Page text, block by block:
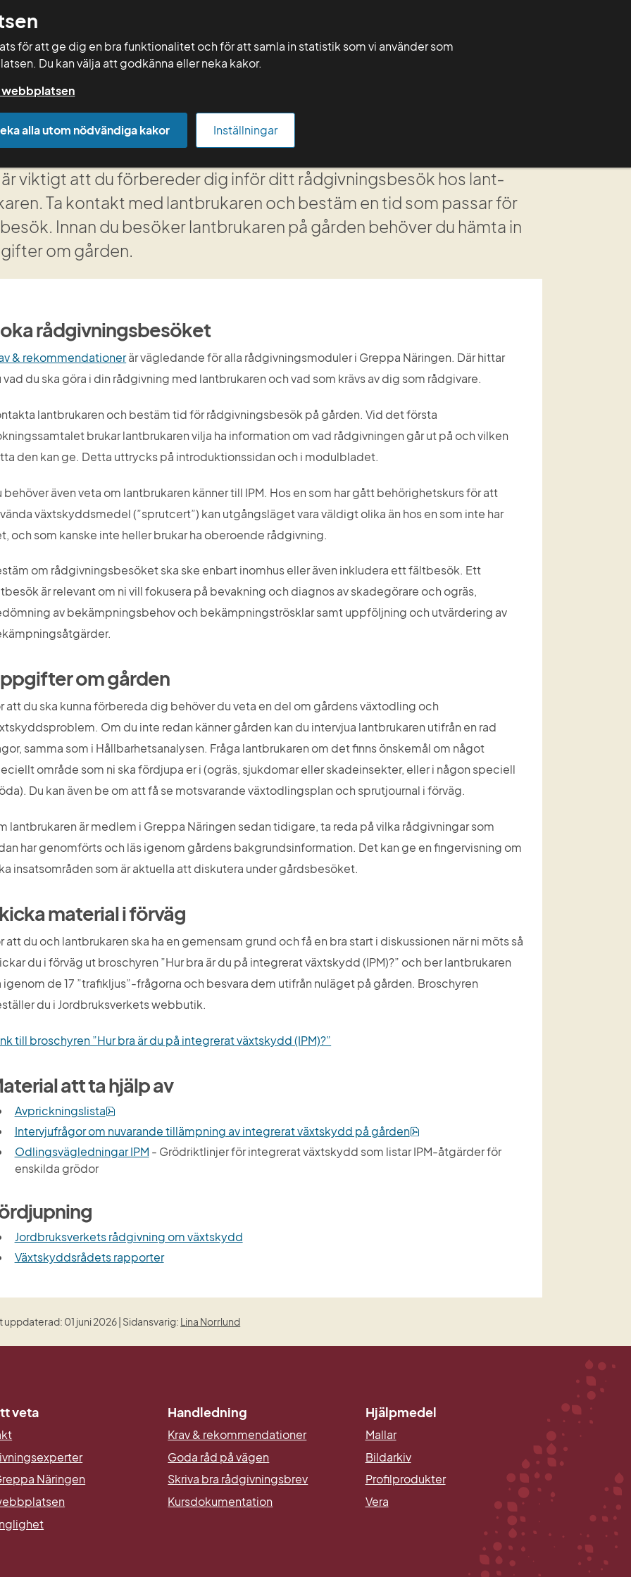
för att ge dig en bra funktionalitet och för att samla in statistik som vi använder som
Du kan välja att godkänna eller neka kakor.
webbplatsen
alla utom nödvändiga kakor Inställningar
Rådgivning Vera Kurser
besöket, 13I
viktigt att du förbereder dig inför ditt rådgivningsbesök hos lant­
Ta kontakt med lantbrukaren och bestäm en tid som passar för
Innan du besöker lantbrukaren på gården behöver du hämta in
om gården.
rådgivningsbesöket
& rekommendationer är vägledande för alla rådgivningsmoduler i Greppa Näringen. Där hittar
vad du ska göra i din rådgivning med lantbrukaren och vad som krävs av dig som rådgivare.
lantbrukaren och bestäm tid för rådgivningsbesök på gården. Vid det första
brukar lantbrukaren vilja ha information om vad rådgivningen går ut på och vilken
den kan ge. Detta uttrycks på introduktionssidan och i modulbladet.
behöver även veta om lantbrukaren känner till IPM. Hos en som har gått behörighetskurs för att
växtskyddsmedel (”sprutcert”) kan utgångsläget vara väldigt olika än hos en som inte har
och som kanske inte heller brukar ha oberoende rådgivning.
om rådgivningsbesöket ska ske enbart inomhus eller även inkludera ett fältbesök. Ett
är relevant om ni vill fokusera på bevakning och diagnos av skadegörare och ogräs,
av bekämpningsbehov och bekämpningströsklar samt uppföljning och utvärdering av
om gården
att du ska kunna förbereda dig behöver du veta en del om gårdens växtodling och
Om du inte redan känner gården kan du intervjua lantbrukaren utifrån en rad
samma som i Hållbarhetsanalysen. Fråga lantbrukaren om det finns önskemål om något
område som ni ska fördjupa er i (ogräs, sjukdomar eller skadeinsekter, eller i någon speciell
Du kan även be om att få se motsvarande växtodlingsplan och sprutjournal i förväg.
lantbrukaren är medlem i Greppa Näringen sedan tidigare, ta reda på vilka rådgivningar som
har genomförts och läs igenom gårdens bakgrundsinformation. Det kan ge en fingervisning om
insatsområden som är aktuella att diskutera under gårdsbesöket.
material i förväg
att du och lantbrukaren ska ha en gemensam grund och få en bra start i diskussionen när ni möts så
du i förväg ut broschyren ”Hur bra är du på integrerat växtskydd (IPM)?” och ber lantbrukaren
igenom de 17 ”trafikljus”-frågorna och besvara dem utifrån nuläget på gården. Broschyren
du i Jordbruksverkets webbutik.
till broschyren ”Hur bra är du på integrerat växtskydd (IPM)?”
att ta hjälp av
Avprickningslista
pdf, 187 kB.
Intervjufrågor om nuvarande tillämpning av integrerat växtskydd på gården
pdf, 180 kB.
Odlingsvägledningar IPM - Grödriktlinjer för integrerat växtskydd som listar IPM-åtgärder för
enskilda grödor
Jordbruksverkets rådgivning om växtskydd
Växtskyddsrådets rapporter
uppdaterad: 01 juni 2026 | Sidansvarig: Lina Norrlund
veta
Näringen
Handledning
Krav & rekommendationer
Goda råd på vägen
Skriva bra rådgivningsbrev
Kursdokumentation
Hjälpmedel
Mallar
BildarkivLänk till annan webbplats.
Profilprodukter
Vera